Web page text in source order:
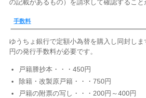
の記載があるもの）を請求して確認すること
手数料
ゆうちょ銀行で定額小為替を購入し同封し
円の発行手数料が必要です。
戸籍謄抄本・・・450円
除籍・改製原戸籍・・・750円
戸籍の附票の写し・・・200円～400円